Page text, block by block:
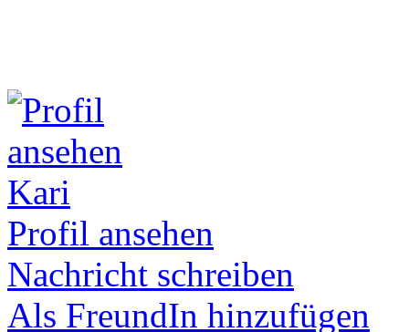
Kari
Profil ansehen
Nachricht schreiben
Als FreundIn hinzufügen